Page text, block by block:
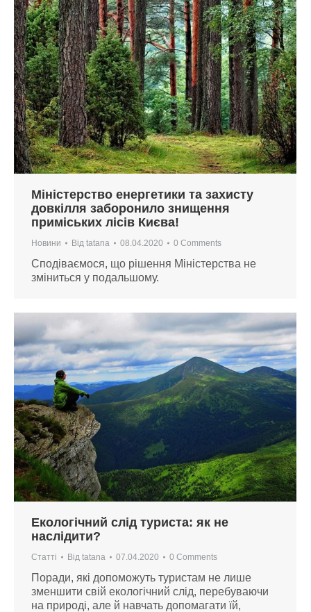
Міністерство енергетики та захисту
довкілля заборонило знищення
приміських лісів Києва!
Новини Від tatana 08.04.2020 0 Comments
Сподіваємося, що рішення Міністерства не
зміниться у подальшому.
Екологічний слід туриста: як не
наслідити?
Статті Від tatana 07.04.2020 0 Comments
Поради, які допоможуть туристам не лише
зменшити свій екологічний слід, перебуваючи
на природі, але й навчать допомагати їй,